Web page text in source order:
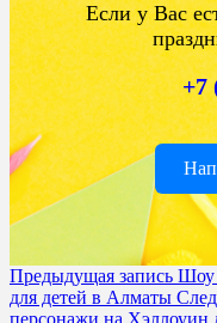
Если у Вас
+7
Предыдущая запись Шоу
для детей в Алматы